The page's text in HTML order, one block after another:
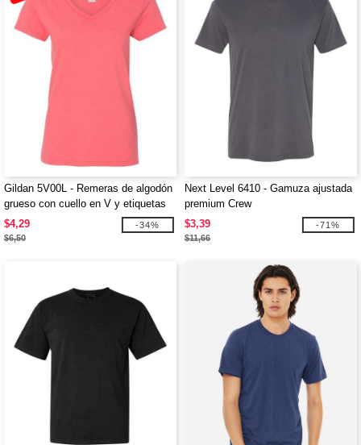
Gildan 5V00L - Remeras de algodón
grueso con cuello en V y etiquetas
fácil de remover al por mayor
$4,29
$6,50
-34%
Next Level 6410 - Gamuza ajustada
premium Crew
$3,39
$11,66
-71%